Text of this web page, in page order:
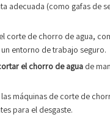
adecuada (como gafas de
de chorro de agua,
entorno de trabajo seguro.
el chorro de agua de
máquinas de corte de
para el desgaste.